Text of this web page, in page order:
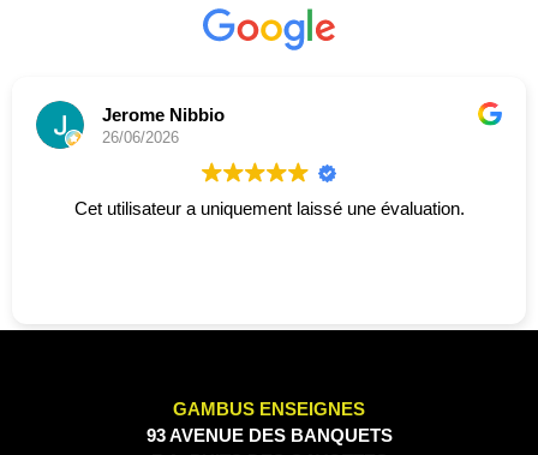
Jerome Nibbio
26/06/2026
Cet utilisateur a uniquement laissé une évaluation.
GAMBUS ENSEIGNES
93 AVENUE DES BANQUETS